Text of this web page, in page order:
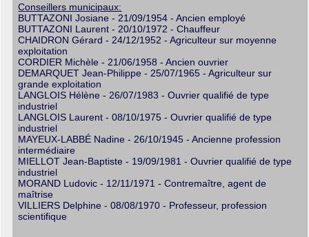
Conseillers municipaux:
BUTTAZONI Josiane - 21/09/1954 - Ancien employé
BUTTAZONI Laurent - 20/10/1972 - Chauffeur
CHAIDRON Gérard - 24/12/1952 - Agriculteur sur moyenne
exploitation
CORDIER Michèle - 21/06/1958 - Ancien ouvrier
DEMARQUET Jean-Philippe - 25/07/1965 - Agriculteur sur
grande exploitation
LANGLOIS Hélène - 26/07/1983 - Ouvrier qualifié de type
industriel
LANGLOIS Laurent - 08/10/1975 - Ouvrier qualifié de type
industriel
MAYEUX-LABBÉ Nadine - 26/10/1945 - Ancienne profession
intermédiaire
MIELLOT Jean-Baptiste - 19/09/1981 - Ouvrier qualifié de type
industriel
MORAND Ludovic - 12/11/1971 - Contremaître, agent de
maîtrise
VILLIERS Delphine - 08/08/1970 - Professeur, profession
scientifique